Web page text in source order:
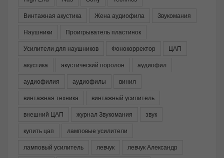
Винтажная акустика
Жена аудиофила
Звукомания
Наушники
Проигрыватель пластинок
Усилители для наушников
Фонокорректор
ЦАП
акустика
акустический поролон
аудиофил
аудиофилия
аудиофилы
винил
винтажная техника
винтажный усилитель
внешний ЦАП
журнал Звукомания
звук
купить цап
ламповые усилители
ламповый усилитель
левчук
левчук Александр